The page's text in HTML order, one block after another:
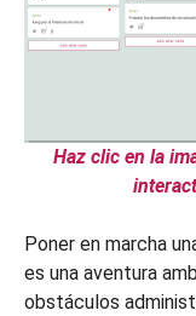
Haz clic en la
Poner en marcha
es una aventura
obstáculos